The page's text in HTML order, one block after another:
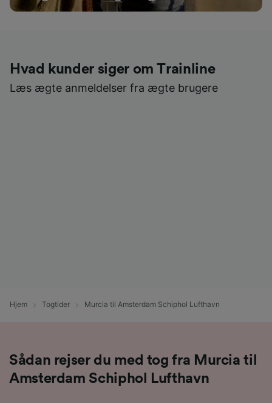
Hvad kunder siger om Trainline
Læs ægte anmeldelser fra ægte brugere
Hjem Togtider Murcia til Amsterdam Schiphol Lufthavn
Sådan rejser du med tog fra Murcia til
Amsterdam Schiphol Lufthavn